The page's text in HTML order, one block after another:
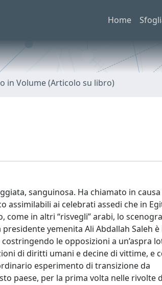
Home
in Volume (Articolo su libro)
sanguinosa. Ha chiamato in
assimilabili ai celebrati assedi che in
come in altri “risvegli” arabi, lo
yemenita Ali Abdallah Saleh è
le opposizioni a un’aspra
di diritti umani e decine di vittime, e
esperimento di transizione da
paese, per la prima volta nelle rivolte